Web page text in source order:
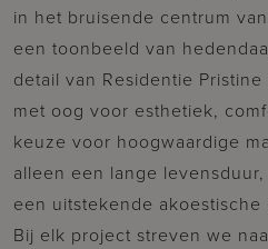
in het bruisende centrum
een toonbeeld van
detail van Residentie
met oog voor esthetiek,
keuze voor hoogwaardige
alleen een lange
een uitstekende
Bij elk project streven we